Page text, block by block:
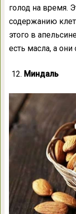
голод на время.
содержанию
этого в
есть масла, а
Миндаль